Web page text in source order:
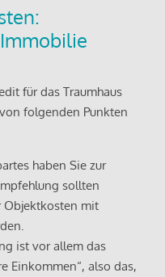
für das Traumhaus
folgenden Punkten
haben Sie zur
sollten
Objektkosten mit
ist vor allem das
Einkommen“, also das,